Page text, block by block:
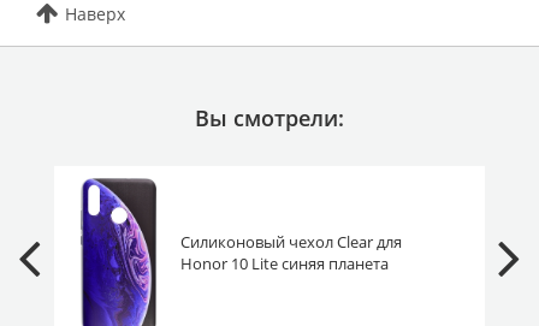
Наверх
Вы смотрели:
Силиконовый чехол Clear для
Honor 10 Lite синяя планета